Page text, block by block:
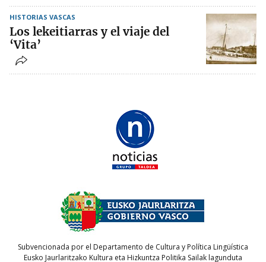
HISTORIAS VASCAS
Los lekeitiarras y el viaje del
‘Vita’
Subvencionada por el Departamento de Cultura y Política Lingüística
Eusko Jaurlaritzako Kultura eta Hizkuntza Politika Sailak lagunduta